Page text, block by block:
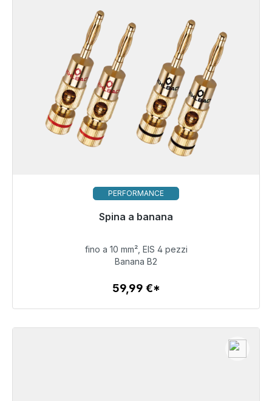
PERFORMANCE
Spina a banana
Pronto per la spedizione immediata, tempo di
59,99 €
Dettagli
fino a 10 mm², EIS 4 pezzi
Banana B2
59,99 €*